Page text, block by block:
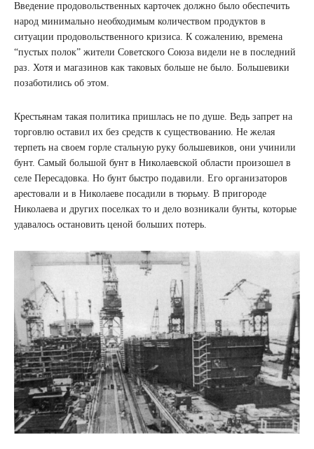
Введение продовольственных карточек должно было обеспечить
народ минимально необходимым количеством продуктов в
ситуации продовольственного кризиса. К сожалению, времена
“пустых полок” жители Советского Союза видели не в последний
раз. Хотя и магазинов как таковых больше не было. Большевики
позаботились об этом.
Крестьянам такая политика пришлась не по душе. Ведь запрет на
торговлю оставил их без средств к существованию. Не желая
терпеть на своем горле стальную руку большевиков, они учинили
бунт. Самый большой бунт в Николаевской области произошел в
селе Пересадовка. Но бунт быстро подавили. Его организаторов
арестовали и в Николаеве посадили в тюрьму. В пригороде
Николаева и других поселках то и дело возникали бунты, которые
удавалось остановить ценой больших потерь.